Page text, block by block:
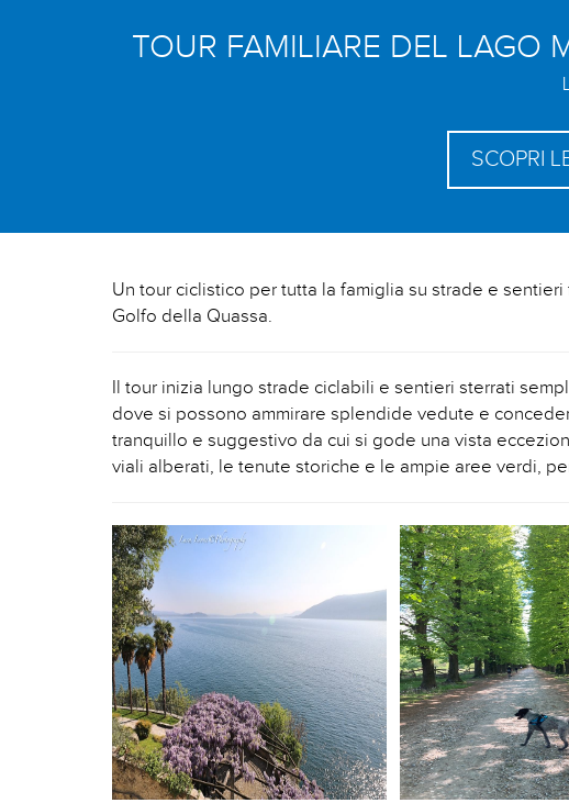
TOUR FAMILIARE DEL LAGO
SCOPRI
Un tour ciclistico per tutta la famiglia su strade e
Golfo della Quassa.
Il tour inizia lungo strade ciclabili e sentieri sterrati
dove si possono ammirare splendide vedute e
tranquillo e suggestivo da cui si gode una vista
viali alberati, le tenute storiche e le ampie aree verdi,